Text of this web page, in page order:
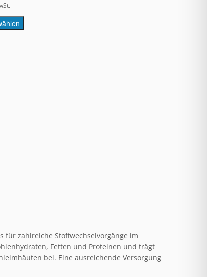
für zahlreiche Stoffwechselvorgänge im
Fetten und Proteinen und trägt
bei. Eine ausreichende Versorgung